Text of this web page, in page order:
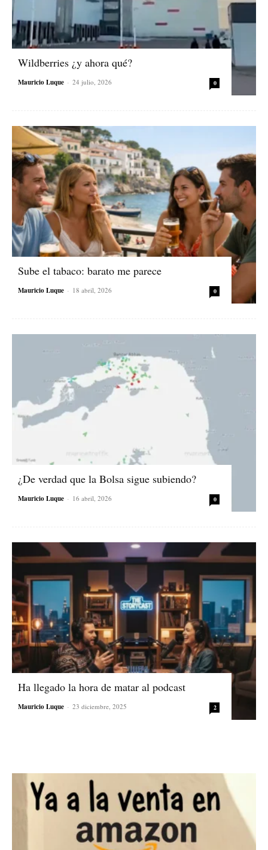
Wildberries ¿y ahora qué?
Mauricio Luque - 24 julio, 2026 0
Sube el tabaco: barato me parece
Mauricio Luque - 18 abril, 2026 0
¿De verdad que la Bolsa sigue subiendo?
Mauricio Luque - 16 abril, 2026 0
Ha llegado la hora de matar al podcast
Mauricio Luque - 23 diciembre, 2025 2